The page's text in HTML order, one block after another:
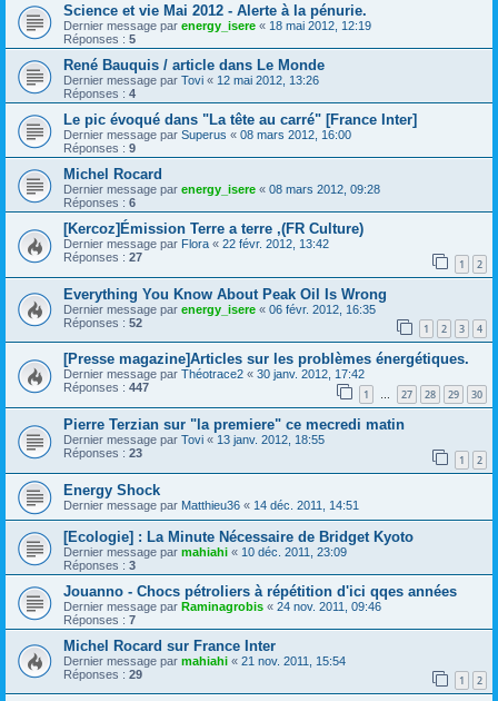
Science et vie Mai 2012 - Alerte à la pénurie.
Dernier message par energy_isere « 18 mai 2012, 12:19
Réponses : 5
René Bauquis / article dans Le Monde
Dernier message par Tovi « 12 mai 2012, 13:26
Réponses : 4
Le pic évoqué dans "La tête au carré" [France Inter]
Dernier message par Superus « 08 mars 2012, 16:00
Réponses : 9
Michel Rocard
Dernier message par energy_isere « 08 mars 2012, 09:28
Réponses : 6
[Kercoz]Émission Terre a terre ,(FR Culture)
Dernier message par Flora « 22 févr. 2012, 13:42
Réponses : 27 1 2
Everything You Know About Peak Oil Is Wrong
Dernier message par energy_isere « 06 févr. 2012, 16:35
Réponses : 52 1 2 3 4
[Presse magazine]Articles sur les problèmes énergétiques.
Dernier message par Théotrace2 « 30 janv. 2012, 17:42
Réponses : 447 1 … 27 28 29 30
Pierre Terzian sur "la premiere" ce mecredi matin
Dernier message par Tovi « 13 janv. 2012, 18:55
Réponses : 23 1 2
Energy Shock
Dernier message par Matthieu36 « 14 déc. 2011, 14:51
[Ecologie] : La Minute Nécessaire de Bridget Kyoto
Dernier message par mahiahi « 10 déc. 2011, 23:09
Réponses : 3
Jouanno - Chocs pétroliers à répétition d'ici qqes années
Dernier message par Raminagrobis « 24 nov. 2011, 09:46
Réponses : 7
Michel Rocard sur France Inter
Dernier message par mahiahi « 21 nov. 2011, 15:54
Réponses : 29 1 2